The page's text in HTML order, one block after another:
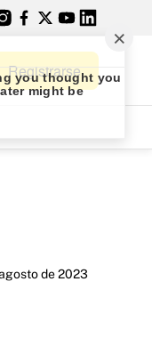
Registrarse
de 2023